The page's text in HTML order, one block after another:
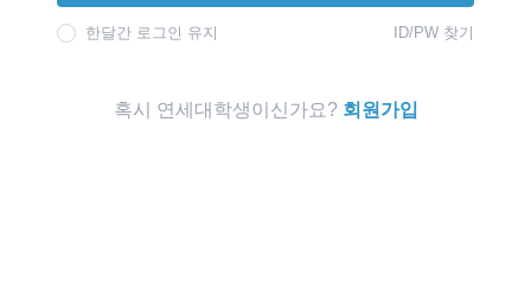
한달간 로그인 유지 ID/PW 찾기
혹시 연세대학생이신가요? 회원가입